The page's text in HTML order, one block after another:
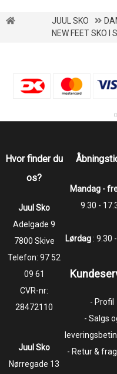
JUUL SKO
NEW FEET SKO I
Hvor finder du
os?
Juul Sko
​​​​​​​Adelgade 9
7800 Skive
Telefon:97 52
09 61
CVR-nr:
28472110
Juul Sko
​​​​​​​Nørregade 13
Mandag -
9.30 -
Lørdag: 9.30
- Profil
- Salgs
- Retur &